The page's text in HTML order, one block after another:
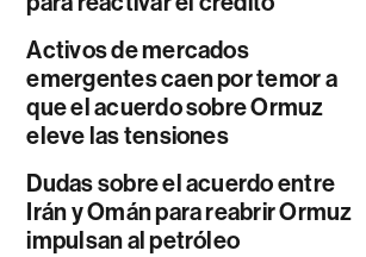
Activos de mercados
emergentes caen por temor a
que el acuerdo sobre Ormuz
eleve las tensiones
Dudas sobre el acuerdo entre
Irán y Omán para reabrir Ormuz
impulsan al petróleo